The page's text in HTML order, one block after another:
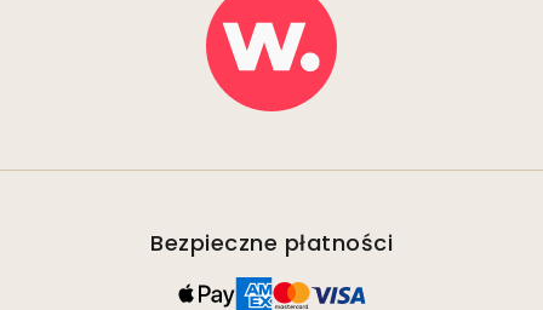
Bezpieczne płatności